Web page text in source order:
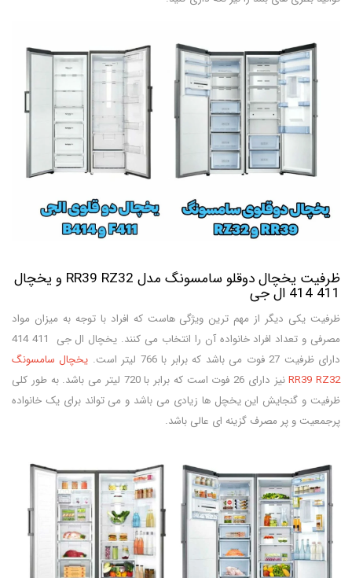
ظرفیت یخچال دوقلو سامسونگ مدل RR39 RZ32 و یخچال
411 414 ال جی
ظرفیت یکی دیگر از مهم ترین ویژگی هاست که افراد با توجه به میزان مواد
مصرفی و تعداد افراد خانواده آن را انتخاب می کنند. یخچال ال جی 411 414
دارای ظرفیت 27 فوت می باشد که برابر با 766 لیتر است.
یخچال سامسونگ
RR39 RZ32
نیز دارای 26 فوت است که برابر با 720 لیتر می باشد. به طور کلی
ظرفیت و گنجایش این یخچل ها زیادی می باشد و می تواند برای یک خانواده
پرجمعیت و پر مصرف گزینه ای عالی باشد.